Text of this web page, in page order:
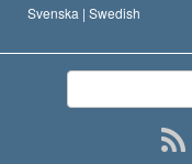
Svenska | Swedish